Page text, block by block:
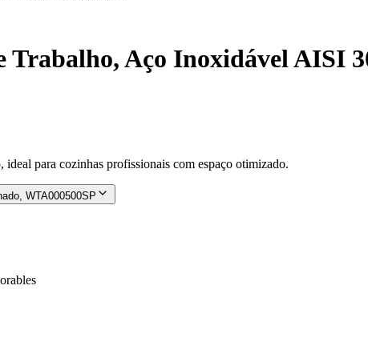
Trabalho, Aço Inoxidável AISI
para cozinhas profissionais com espaço otimizado.
WTA000500SP